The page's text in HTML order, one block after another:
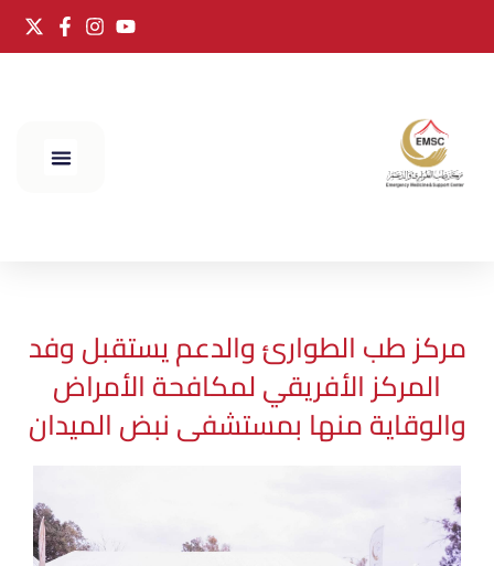
مركز طب الطوارئ والدعم يستقبل وفد
المركز الأفريقي لمكافحة الأمراض
والوقاية منها بمستشفى نبض الميدان